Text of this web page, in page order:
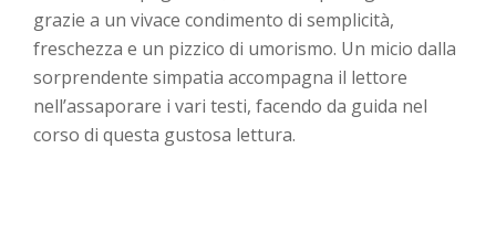
grazie a un vivace condimento di semplicità,
freschezza e un pizzico di umorismo. Un micio dalla
sorprendente simpatia accompagna il lettore
nell’assaporare i vari testi, facendo da guida nel
corso di questa gustosa lettura.